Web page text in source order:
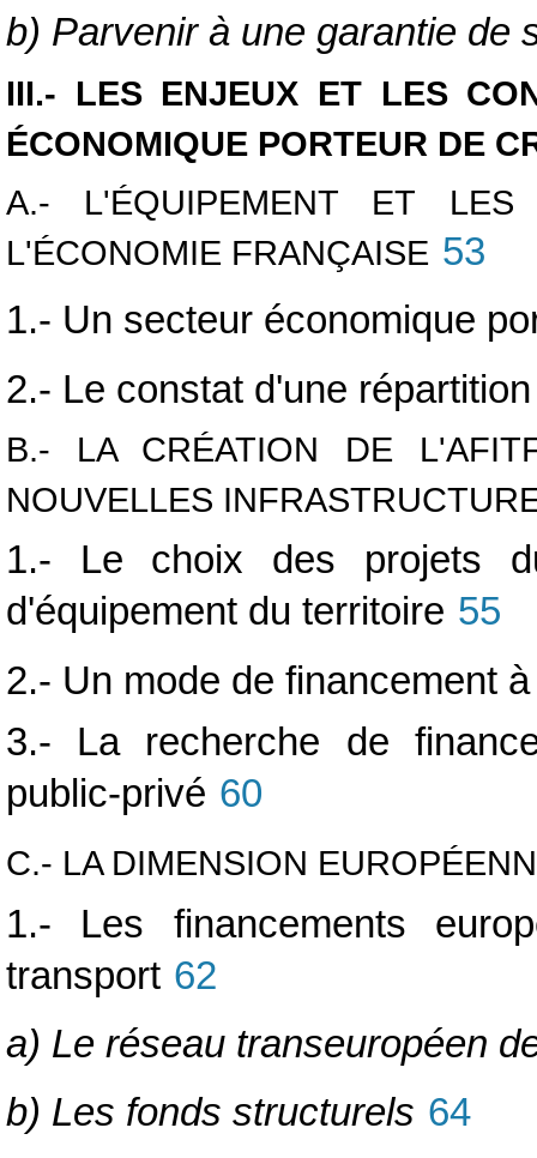
b) Parvenir à une garantie de
III.- LES ENJEUX ET LES
ÉCONOMIQUE PORTEUR DE
A.- L'ÉQUIPEMENT ET
L'ÉCONOMIE FRANÇAISE 53
1.- Un secteur économique
2.- Le constat d'une
B.- LA CRÉATION DE
NOUVELLES
1.- Le choix des projets
d'équipement du territoire 55
2.- Un mode de financement
3.- La recherche de
public-privé 60
C.- LA DIMENSION
1.- Les financements
transport 62
a) Le réseau transeuropéen
b) Les fonds structurels 64